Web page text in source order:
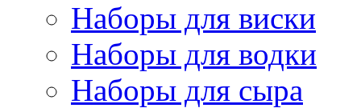
Наборы для виски
Наборы для водки
Наборы для сыра